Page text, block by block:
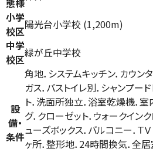
態様
小学
校区陽光台小学校 (1,200m)
中学
校区緑が丘中学校
設
備・
条件
角地．システムキッチン．カウン
ガス．バストイレ別．シャンプー
ト．洗面所独立．浴室乾燥機．
グ．クローゼット．ウォークイン
ューズボックス．バルコニー．Ｔ
ヶ所．整形地．24時間換気．全